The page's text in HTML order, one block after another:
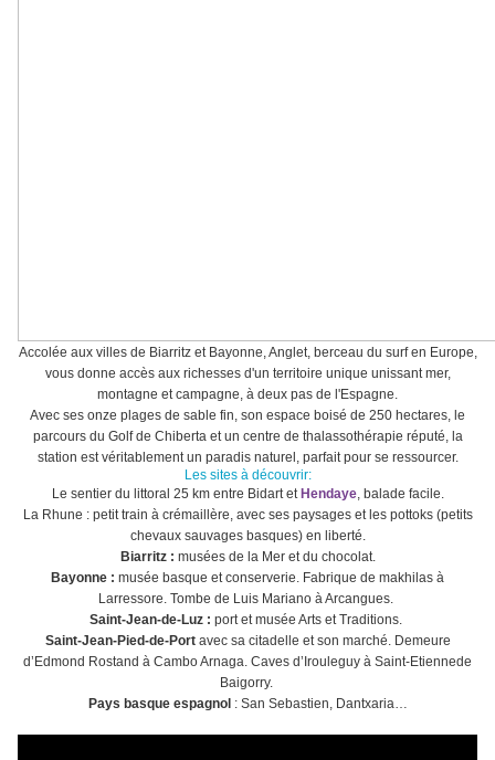
Accolée aux villes de Biarritz et Bayonne, Anglet, berceau du surf en Europe,
vous donne accès aux richesses d'un territoire unique unissant mer,
montagne et campagne, à deux pas de l'Espagne.
Avec ses onze plages de sable fin, son espace boisé de 250 hectares, le
parcours du Golf de Chiberta et un centre de thalassothérapie réputé, la
station est véritablement un paradis naturel, parfait pour se ressourcer.
Les sites à découvrir:
Le sentier du littoral 25 km entre Bidart et Hendaye, balade facile.
La Rhune : petit train à crémaillère, avec ses paysages et les pottoks (petits
chevaux sauvages basques) en liberté.
Biarritz : musées de la Mer et du chocolat.
Bayonne : musée basque et conserverie. Fabrique de makhilas à
Larressore. Tombe de Luis Mariano à Arcangues.
Saint-Jean-de-Luz : port et musée Arts et Traditions.
Saint-Jean-Pied-de-Portavec sa citadelle et son marché. Demeure
d’Edmond Rostand à Cambo Arnaga. Caves d’Irouleguy à Saint-Etiennede
Baigorry.
Pays basque espagnol : San Sebastien, Dantxaria…